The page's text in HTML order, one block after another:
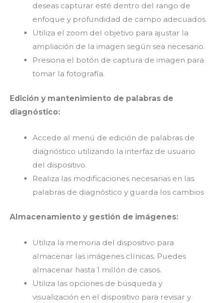
deseas capturar esté dentro del rango de
enfoque y profundidad de campo adecuados.
Utiliza el zoom del objetivo para ajustar la
ampliación de la imagen según sea necesario.
Presiona el botón de captura de imagen para
tomar la fotografía.
Edición y mantenimiento de palabras de
diagnóstico:
Accede al menú de edición de palabras de
diagnóstico utilizando la interfaz de usuario
del dispositivo.
Realiza las modificaciones necesarias en las
palabras de diagnóstico y guarda los cambios
Almacenamiento y gestión de imágenes:
Utiliza la memoria del dispositivo para
almacenar las imágenes clínicas. Puedes
almacenar hasta 1 millón de casos.
Utiliza las opciones de búsqueda y
visualización en el dispositivo para revisar y